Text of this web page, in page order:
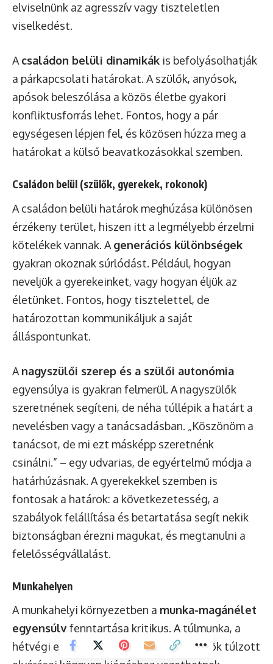
elviselnünk az agresszív vagy tiszteletlen
viselkedést.
A családon belüli dinamikák is befolyásolhatják
a párkapcsolati határokat. A szülők, anyósok,
apósok beleszólása a közös életbe gyakori
konfliktusforrás lehet. Fontos, hogy a pár
egységesen lépjen fel, és közösen húzza meg a
határokat a külső beavatkozásokkal szemben.
Családon belül (szülők, gyerekek, rokonok)
A családon belüli határok meghúzása különösen
érzékeny terület, hiszen itt a legmélyebb érzelmi
kötelékek vannak. A generációs különbségek
gyakran okoznak súrlódást. Például, hogyan
neveljük a gyerekeinket, vagy hogyan éljük az
életünket. Fontos, hogy tisztelettel, de
határozottan kommunikáljuk a saját
álláspontunkat.
A nagyszülői szerep és a szülői autonómia
egyensúlya is gyakran felmerül. A nagyszülők
szeretnének segíteni, de néha túllépik a határt a
nevelésben vagy a tanácsadásban. „Köszönöm a
tanácsot, de mi ezt másképp szeretnénk
csinálni.” – egy udvarias, de egyértelmű módja a
határhúzásnak. A gyerekekkel szemben is
fontosak a határok: a következetesség, a
szabályok felállítása és betartatása segít nekik
biztonságban érezni magukat, és megtanulni a
felelősségvállalást.
Munkahelyen
A munkahelyi környezetben a munka-magánélet
egyensúlyfenntartása kritikus. A túlmunka, a
hétvégi e-mailek, a kollégák vagy főnökök túlzott